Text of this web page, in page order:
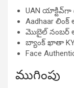
UAN
Aadhaar
మొబైల్ నంబర్
బ్యాంక్ ఖాతా
Face
ముగింపు